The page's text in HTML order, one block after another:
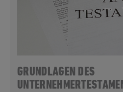
GRUNDLAGEN DES